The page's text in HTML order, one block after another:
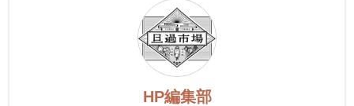
HP編集部